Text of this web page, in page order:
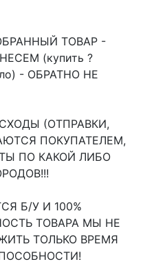
ТОВАР -
(купить ?
- ОБРАТНО НЕ
(ОТПРАВКИ,
ПОКУПАТЕЛЕМ,
ПО КАКОЙ ЛИБО
Б/У И 100%
ТОВАРА МЫ НЕ
ТОЛЬКО ВРЕМЯ